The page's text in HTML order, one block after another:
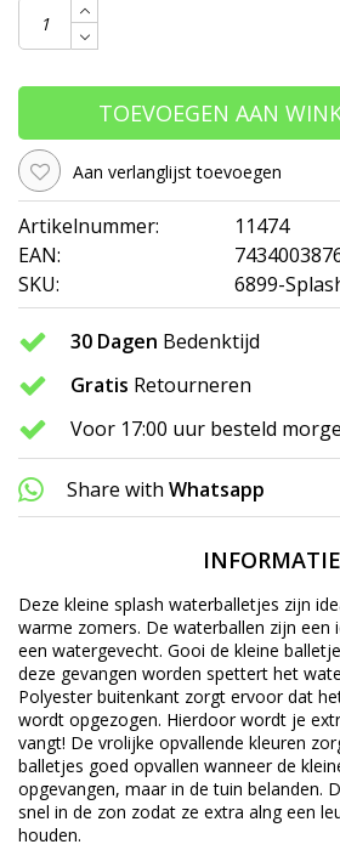
TOEVOEGEN AAN
Aan verlanglijst toevoegen
Artikelnummer:
11474
EAN:
SKU:
6899-
30 Dagen Bedenktijd
Gratis Retourneren
Voor 17:00 uur besteld
Share with Whatsapp
INFORMATIE
Deze kleine splash waterballetjes zijn
warme zomers. De waterballen zijn een
een watergevecht. Gooi de kleine
deze gevangen worden spettert het
Polyester buitenkant zorgt ervoor dat
wordt opgezogen. Hierdoor wordt je
vangt! De vrolijke opvallende kleuren
balletjes goed opvallen wanneer de
opgevangen, maar in de tuin belanden.
snel in de zon zodat ze extra alng een
houden.